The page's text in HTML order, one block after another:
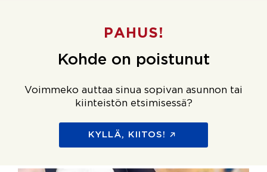
PAHUS!
Kohde on poistunut
Voimmeko auttaa sinua sopivan asunnon tai
kiinteistön etsimisessä?
KYLLÄ, KIITOS!